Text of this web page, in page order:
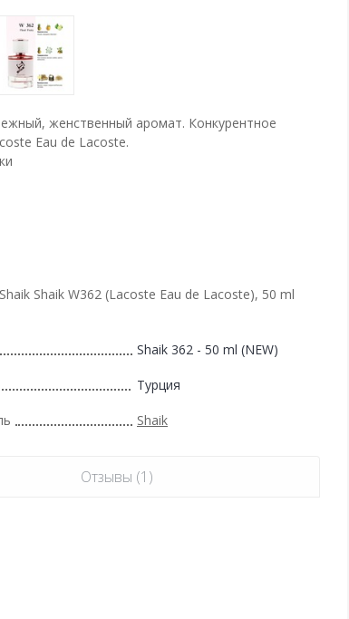
женственный аромат. Конкурентное
Eau de Lacoste.
Shaik W362 (Lacoste Eau de Lacoste), 50 ml
Shaik 362 - 50 ml (NEW)
Турция
Shaik
Отзывы (1)